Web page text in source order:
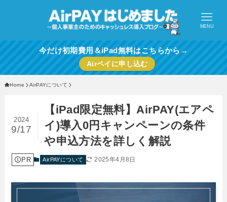
MENU
今だけ初期費用＆iPad無料はこちらから→
Airペイに申し込む
Home AirPAYについて
【iPad限定無料】AirPAY(エアペ
イ)導入0円キャンペーンの条件
や申込方法を詳しく解説
2024
9/17
PR AirPAYについて 2025年4月8日